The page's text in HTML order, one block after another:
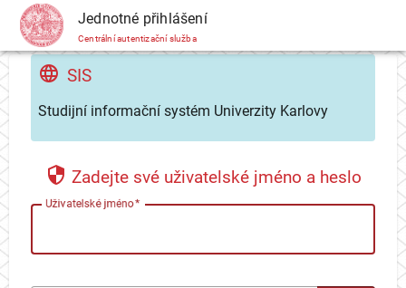
CAS Jednotné přihlášení
Centrální autentizační služba
SIS
Studijní informační systém Univerzity Karlovy
Zadejte své uživatelské jméno a heslo
Uživatelské jméno